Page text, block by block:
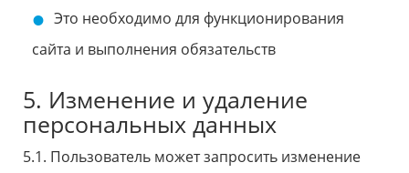
Это необходимо для функционирования
сайта и выполнения обязательств
5. Изменение и удаление
персональных данных
5.1. Пользователь может запросить изменение